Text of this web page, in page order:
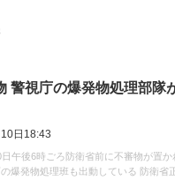
警視庁の爆発物処理部隊
日18:43
日午後6時ごろ防衛省前に不審物が置
の爆発物処理班も出動している 防衛省